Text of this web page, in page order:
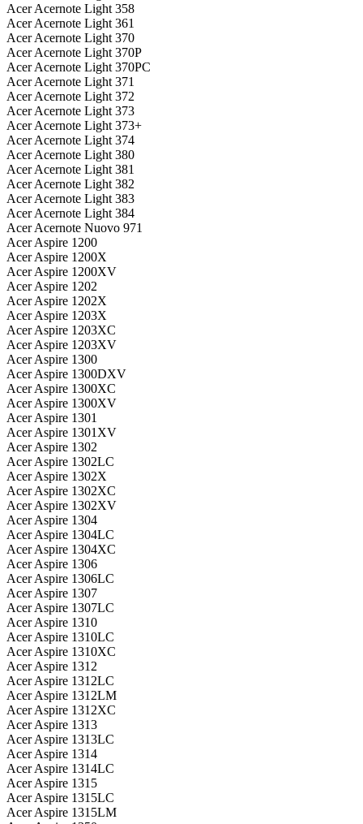
Acer Acernote Light 358
Acer Acernote Light 361
Acer Acernote Light 370
Acer Acernote Light 370P
Acer Acernote Light 370PC
Acer Acernote Light 371
Acer Acernote Light 372
Acer Acernote Light 373
Acer Acernote Light 373+
Acer Acernote Light 374
Acer Acernote Light 380
Acer Acernote Light 381
Acer Acernote Light 382
Acer Acernote Light 383
Acer Acernote Light 384
Acer Acernote Nuovo 971
Acer Aspire 1200
Acer Aspire 1200X
Acer Aspire 1200XV
Acer Aspire 1202
Acer Aspire 1202X
Acer Aspire 1203X
Acer Aspire 1203XC
Acer Aspire 1203XV
Acer Aspire 1300
Acer Aspire 1300DXV
Acer Aspire 1300XC
Acer Aspire 1300XV
Acer Aspire 1301
Acer Aspire 1301XV
Acer Aspire 1302
Acer Aspire 1302LC
Acer Aspire 1302X
Acer Aspire 1302XC
Acer Aspire 1302XV
Acer Aspire 1304
Acer Aspire 1304LC
Acer Aspire 1304XC
Acer Aspire 1306
Acer Aspire 1306LC
Acer Aspire 1307
Acer Aspire 1307LC
Acer Aspire 1310
Acer Aspire 1310LC
Acer Aspire 1310XC
Acer Aspire 1312
Acer Aspire 1312LC
Acer Aspire 1312LM
Acer Aspire 1312XC
Acer Aspire 1313
Acer Aspire 1313LC
Acer Aspire 1314
Acer Aspire 1314LC
Acer Aspire 1315
Acer Aspire 1315LC
Acer Aspire 1315LM